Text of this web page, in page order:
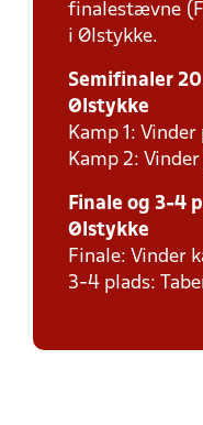
finalestævne
i Ølstykke.
Semifinaler
Ølstykke
Kamp 1:
Kamp 2:
Finale og 3-4
Ølstykke
Finale: Vinder
3-4 plads: